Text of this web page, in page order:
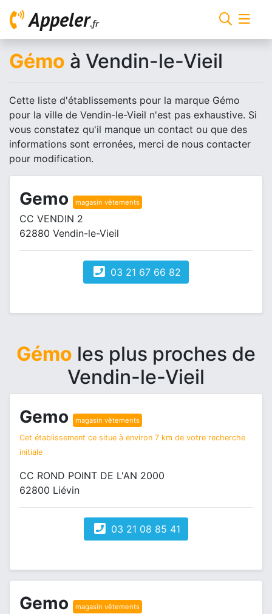
Appeler.fr
Gémo à Vendin-le-Vieil
Cette liste d'établissements pour la marque Gémo
pour la ville de Vendin-le-Vieil n'est pas exhaustive. Si
vous constatez qu'il manque un contact ou que des
informations sont erronées, merci de nous contacter
pour modification.
Gemo magasin vêtements
CC VENDIN 2
62880 Vendin-le-Vieil
03 21 67 66 82
Gémo les plus proches de
Vendin-le-Vieil
Gemo magasin vêtements
Cet établissement ce situe à environ 7 km de votre recherche
initiale
CC ROND POINT DE L'AN 2000
62800 Liévin
03 21 08 85 41
Gemo magasin vêtements